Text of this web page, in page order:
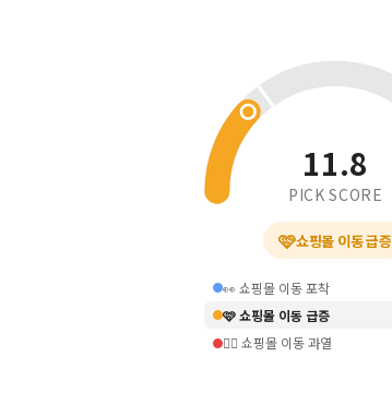
11.8
PICK SCORE
🩷쇼핑몰 이동 급증
👀 쇼핑몰 이동 포착
🩷 쇼핑몰 이동 급증
❤️‍🔥 쇼핑몰 이동 과열